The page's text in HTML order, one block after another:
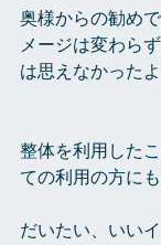
奥様からの勧め
メージは変わら
は思えなかった
整体を利用した
ての利用の方に
だいたい、いい